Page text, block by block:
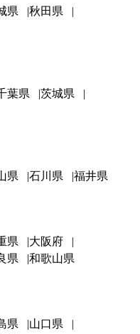
県
秋田県
葉県
茨城県
県 石川県 福井県
県
大阪府
県 和歌山県
県
山口県